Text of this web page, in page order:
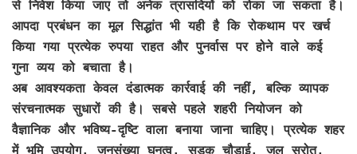
से निवेश किया जाए तो अनेक त्रासदियों को रोका जा सकता है।
आपदा प्रबंधन का मूल सिद्धांत भी यही है कि रोकथाम पर खर्च
किया गया प्रत्येक रुपया राहत और पुनर्वास पर होने वाले कई
गुना व्यय को बचाता है।
अब आवश्यकता केवल दंडात्मक कार्रवाई की नहीं, बल्कि व्यापक
संरचनात्मक सुधारों की है। सबसे पहले शहरी नियोजन को
वैज्ञानिक और भविष्य-दृष्टि वाला बनाया जाना चाहिए। प्रत्येक शहर
में भूमि उपयोग, जनसंख्या घनत्व, सड़क चौड़ाई, जल स्रोत,